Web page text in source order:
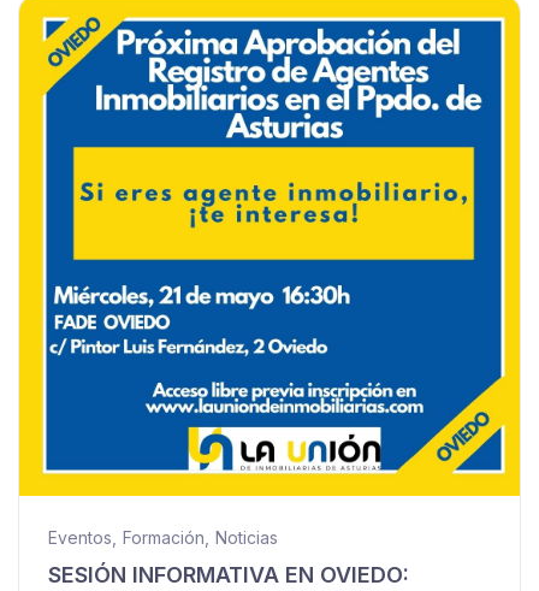
Eventos Formación Noticias
SESIÓN INFORMATIVA EN OVIEDO: